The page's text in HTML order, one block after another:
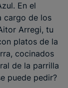
En el
cargo de los
Arregi, tu
platos de la
cocinados
de la parrilla
puede pedir?